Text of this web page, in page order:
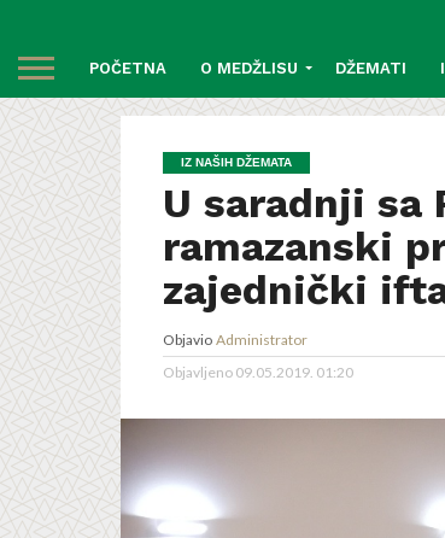
POČETNA O MEDŽLISU DŽEMATI
IZ NAŠIH DŽEMATA
U saradnji sa
ramazanski
zajednički
Objavio Administrator
Objavljeno 09.05.2019. 01:20